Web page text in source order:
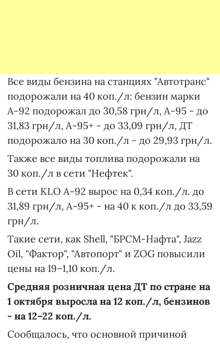
Все виды бензина на станциях "Автотранс"
подорожали на 40 коп./л: бензин марки
А-92 подорожал до 30,58 грн/л, А-95 - до
31,83 грн/л, А-95+ - до 33,09 грн/л, ДТ
подорожало на 30 коп./л - до 29,93 грн/л.
Также все виды топлива подорожали на
30 коп./л в сети "Нефтек".
В сети KLO А-92 вырос на 0,34 коп./л. до
31,89 грн/л, А-95+ - на 40 к коп./л до 33,59
грн/л.
Такие сети, как Shell, "БРСМ-Нафта", Jazz
Oil, "Фактор", "Автопорт" и ZOG повысили
цены на 19–1,10 коп./л.
Средняя розничная цена ДТ по стране на
1 октября выросла на 12 коп./л, бензинов
- на 12–22 коп./л.
Сообщалось, что основной причиной